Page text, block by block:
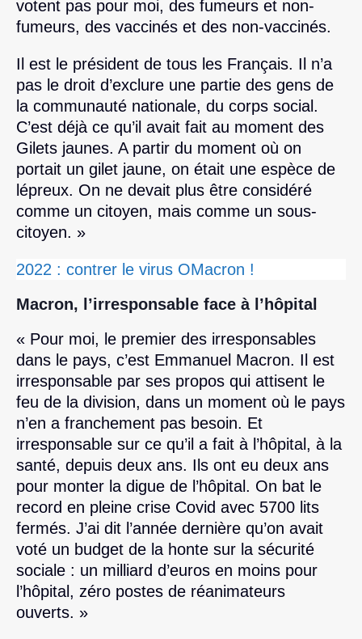
votent pas pour moi, des fumeurs et non-
fumeurs, des vaccinés et des non-vaccinés.
Il est le président de tous les Français. Il n’a
pas le droit d’exclure une partie des gens de
la communauté nationale, du corps social.
C’est déjà ce qu’il avait fait au moment des
Gilets jaunes. A partir du moment où on
portait un gilet jaune, on était une espèce de
lépreux. On ne devait plus être considéré
comme un citoyen, mais comme un sous-
citoyen. »
2022 : contrer le virus OMacron !
Macron, l’irresponsable face à l’hôpital
« Pour moi, le premier des irresponsables
dans le pays, c’est Emmanuel Macron. Il est
irresponsable par ses propos qui attisent le
feu de la division, dans un moment où le pays
n’en a franchement pas besoin. Et
irresponsable sur ce qu’il a fait à l’hôpital, à la
santé, depuis deux ans. Ils ont eu deux ans
pour monter la digue de l’hôpital. On bat le
record en pleine crise Covid avec 5700 lits
fermés. J’ai dit l’année dernière qu’on avait
voté un budget de la honte sur la sécurité
sociale : un milliard d’euros en moins pour
l’hôpital, zéro postes de réanimateurs
ouverts. »